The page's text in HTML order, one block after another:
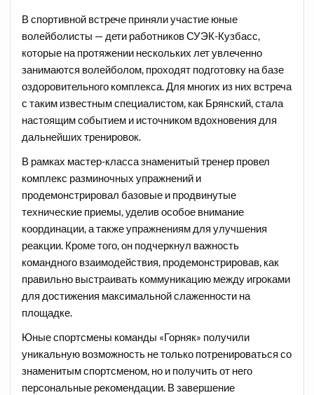
В спортивной встрече приняли участие юные
волейболисты — дети работников СУЭК-Кузбасс,
которые на протяжении нескольких лет увлеченно
занимаются волейболом, проходят подготовку на базе
оздоровительного комплекса. Для многих из них встреча
с таким известным специалистом, как Брянский, стала
настоящим событием и источником вдохновения для
дальнейших тренировок.
В рамках мастер-класса знаменитый тренер провел
комплекс разминочных упражнений и
продемонстрировал базовые и продвинутые
технические приемы, уделив особое внимание
координации, а также упражнениям для улучшения
реакции. Кроме того, он подчеркнул важность
командного взаимодействия, продемонстрировав, как
правильно выстраивать коммуникацию между игроками
для достижения максимальной слаженности на
площадке.
Юные спортсмены команды «Горняк» получили
уникальную возможность не только потренироваться со
знаменитым спортсменом, но и получить от него
персональные рекомендации. В завершение